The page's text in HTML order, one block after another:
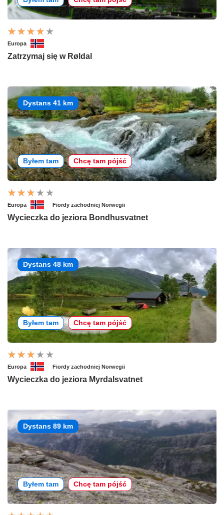
Europa
Zatrzymaj się w Røldal
Dystans 41 km
Byłem tam Chcę tam pójść
Europa Fiordy zachodniej Norwegii
Wycieczka do jeziora Bondhusvatnet
Dystans 48 km
Byłem tam Chcę tam pójść
Europa Fiordy zachodniej Norwegii
Wycieczka do jeziora Myrdalsvatnet
Dystans 89 km
Byłem tam Chcę tam pójść